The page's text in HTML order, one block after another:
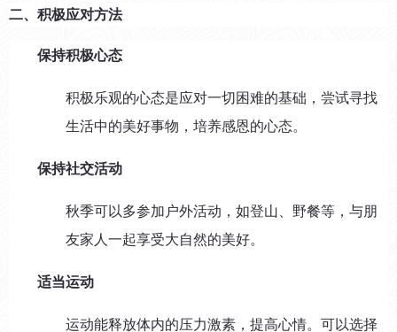
二、积极应对方法
保持积极心态
积极乐观的心态是应对一切困难的基础，尝试寻找
生活中的美好事物，培养感恩的心态。
保持社交活动
秋季可以多参加户外活动，如登山、野餐等，与朋
友家人一起享受大自然的美好。
适当运动
运动能释放体内的压力激素，提高心情。可以选择